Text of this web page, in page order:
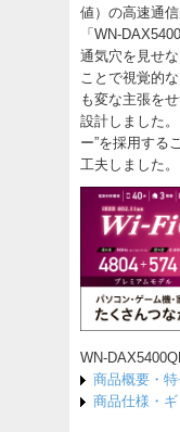
値）の高速通
「WN-
通気穴を見せ
ことで視覚的
も変な主張を
設計しました
ー”を採用する
工夫しました。
WN-
商品概要・
商品仕様・